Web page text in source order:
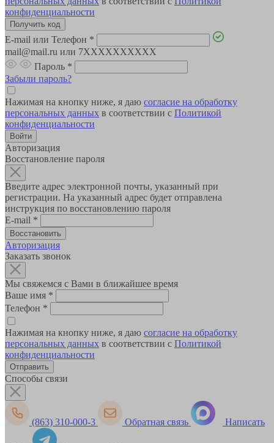
конфиденциальности
E-mail или Телефон *
mail@mail.ru или 7XXXXXXXXXX
Пароль *
Забыли пароль?
Нажимая на кнопку ниже, я даю согласие на обработку
персональных данных в соответствии с Политикой
конфиденциальности
Авторизация
Восстановление пароля
Введите адрес электронной почты, указанный при
регистрации. На указанный адрес будет отправлена
инструкция по восстановлению пароля
E-mail *
Авторизация
Заказать звонок
Мы свяжемся с Вами в ближайшее время
Ваше имя *
Телефон *
Нажимая на кнопку ниже, я даю согласие на обработку
персональных данных в соответствии с Политикой
конфиденциальности
Способы связи
(863) 310-000-3 Обратная связь Написать